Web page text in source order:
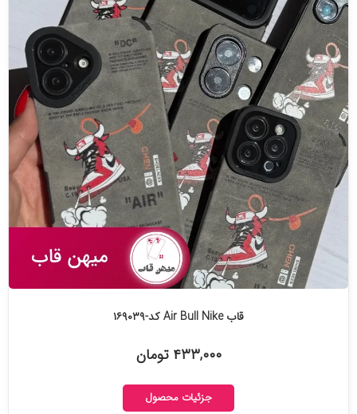
قاب Air Bull Nike کد-۱۶۹۰۳۹
۴۳۳,۰۰۰ تومان
جزئیات محصول